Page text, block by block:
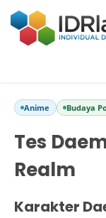
Anime Budaya
Tes
Realm
Karakter